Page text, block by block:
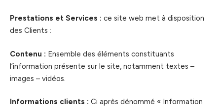
Prestations et Services : ce site web met à disposition
des Clients :
Contenu : Ensemble des éléments constituants
l’information présente sur le site, notamment textes –
images – vidéos.
Informations clients : Ci après dénommé « Information